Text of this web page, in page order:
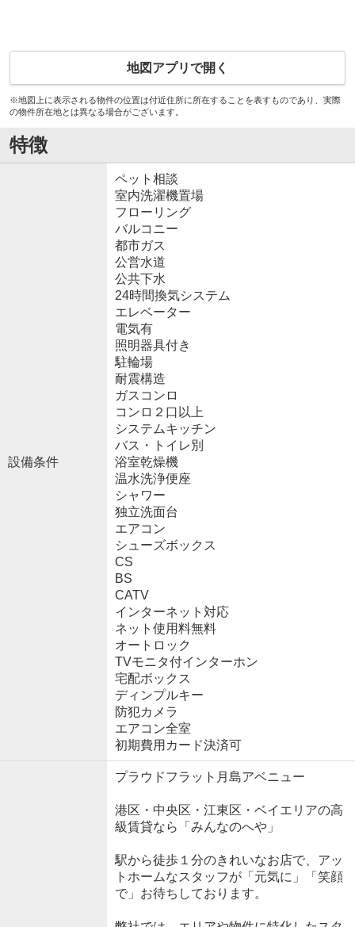
地図アプリで開く
※地図上に表示される物件の位置は付近住所に所在することを表すものであり、実際
の物件所在地とは異なる場合がございます。
特徴
設備条件
ペット相談
室内洗濯機置場
フローリング
バルコニー
都市ガス
公営水道
公共下水
24時間換気システム
エレベーター
電気有
照明器具付き
駐輪場
耐震構造
ガスコンロ
コンロ２口以上
システムキッチン
バス・トイレ別
浴室乾燥機
温水洗浄便座
シャワー
独立洗面台
エアコン
シューズボックス
CS
BS
CATV
インターネット対応
ネット使用料無料
オートロック
TVモニタ付インターホン
宅配ボックス
ディンプルキー
防犯カメラ
エアコン全室
初期費用カード決済可
プラウドフラット月島アベニュー
港区・中央区・江東区・ベイエリアの高
級賃貸なら「みんなのへや」
駅から徒歩１分のきれいなお店で、アッ
トホームなスタッフが「元気に」「笑顔
で」お待ちしております。